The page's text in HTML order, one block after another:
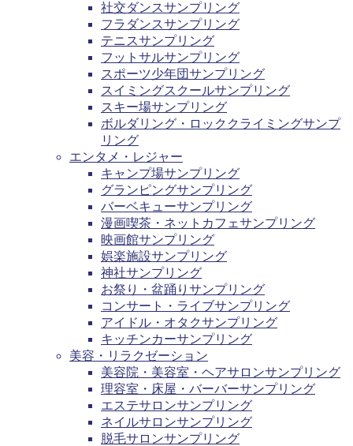
社交ダンスサンプリング
フラダンスサンプリング
テニスサンプリング
フットサルサンプリング
スポーツ少年団サンプリング
スイミングスクールサンプリング
スキー場サンプリング
ボルダリング・ロッククライミングサンプ
リング
エンタメ・レジャー
キャンプ場サンプリング
グランピングサンプリング
バーベキューサンプリング
漫画喫茶・ネットカフェサンプリング
映画館サンプリング
娯楽施設サンプリング
神社サンプリング
お祭り・盆踊りサンプリング
コンサート・ライブサンプリング
アイドル・オタクサンプリング
キッチンカーサンプリング
美容・リラクゼーション
美容院・美容室・ヘアサロンサンプリング
理容室・床屋・バーバーサンプリング
エステサロンサンプリング
ネイルサロンサンプリング
脱毛サロンサンプリング